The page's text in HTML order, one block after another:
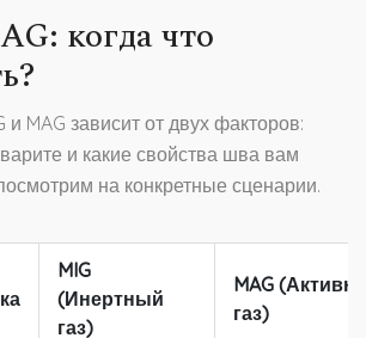
когда что
MAG зависит от двух факторов:
и какие свойства шва вам
на конкретные сценарии.
MIG
(Инертный
газ)
MAG
газ)